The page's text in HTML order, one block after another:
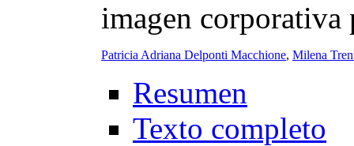
imagen corporativa
Patricia Adriana Delponti Macchione, Milena
Resumen
Texto completo